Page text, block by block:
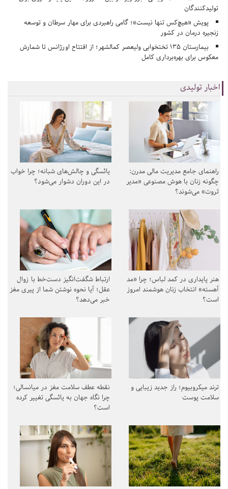
تولیدکنندگان
پویش «هیچ‌کس تنها نیست»؛ گامی راهبردی برای مهار سرطان و توسعه
زنجیره درمان در کشور
بیمارستان ۱۳۵ تختخوابی ولیعصر کمالشهر؛ از افتتاح اورژانس تا شمارش
معکوس برای بهره‌برداری کامل
اخبار تولیدی
راهنمای جامع مدیریت مالی مدرن:
چگونه زنان با هوش مصنوعی «مدیر
ثروت» می‌شوند؟
یائسگی و چالش‌های شبانه؛ چرا خواب
در این دوران دشوار می‌شود؟
هنر پایداری در کمد لباس؛ چرا «مد
آهسته» انتخاب زنان هوشمند امروز
است؟
ارتباط شگفت‌انگیز دست‌خط با زوال
عقل؛ آیا نحوه نوشتن شما از پیری مغز
خبر می‌دهد؟
ترند میکروبیوم؛ راز جدید زیبایی و
سلامت پوست
نقطه عطف سلامت مغز در میانسالی؛
چرا نگاه جهان به یائسگی تغییر کرده
است؟